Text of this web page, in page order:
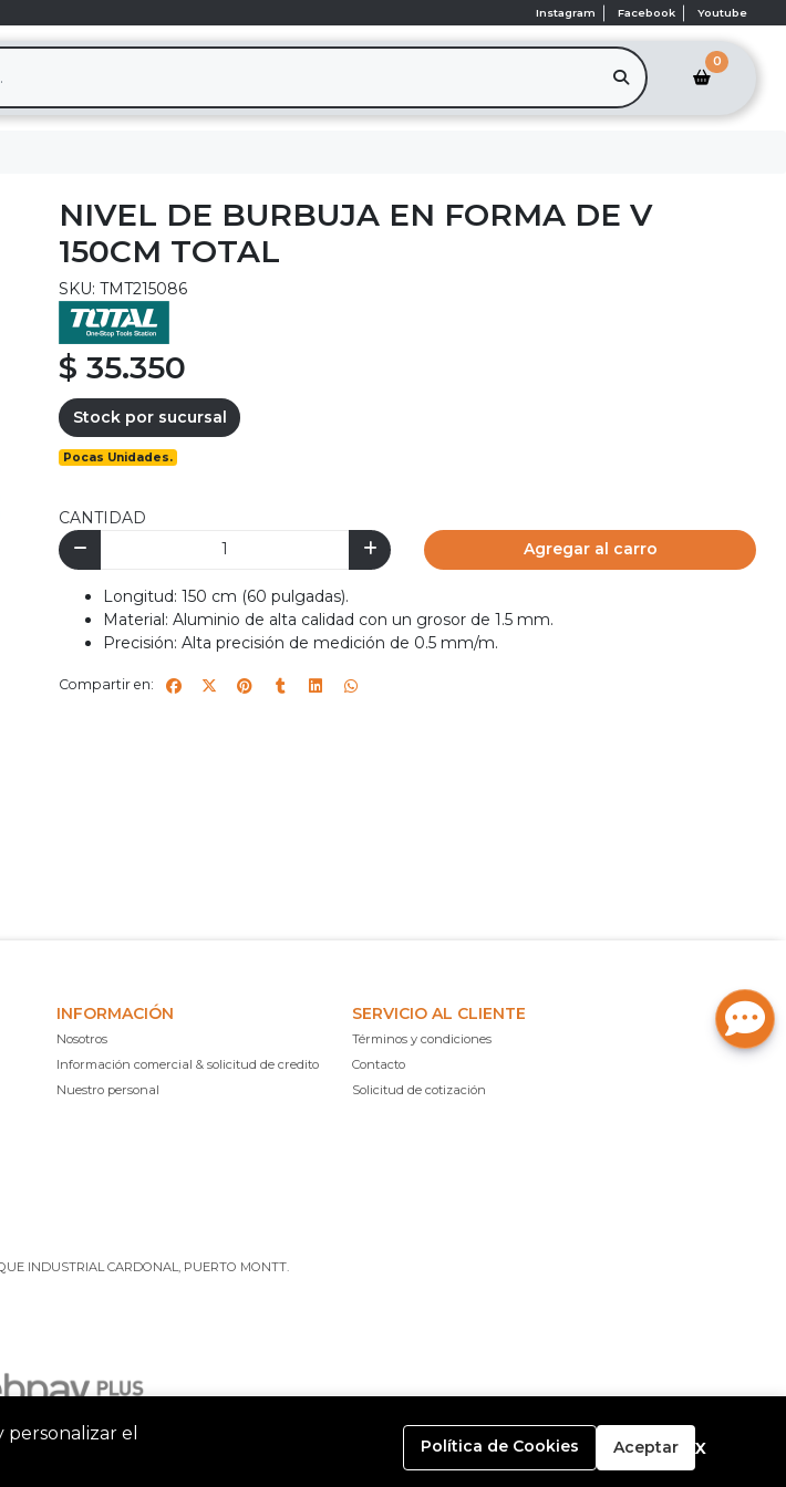
Instagram Facebook Youtube
0
NIVEL DE BURBUJA EN FORMA DE V
150CM TOTAL
SKU: TMT215086
$ 35.350
Stock por sucursal
Pocas Unidades.
CANTIDAD
Agregar al carro
Longitud: 150 cm (60 pulgadas).
Material: Aluminio de alta calidad con un grosor de 1.5 mm.
Precisión: Alta precisión de medición de 0.5 mm/m.
Compartir en:
INFORMACIÓN
Nosotros
Información comercial & solicitud de credito
Nuestro personal
SERVICIO AL CLIENTE
Términos y condiciones
Contacto
Solicitud de cotización
INDUSTRIAL CARDONAL, PUERTO MONTT.
el
Política de Cookies Aceptar x